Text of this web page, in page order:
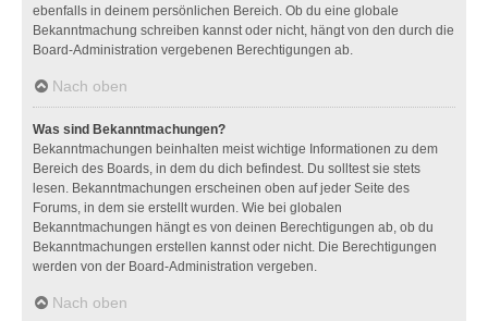
ebenfalls in deinem persönlichen Bereich. Ob du eine globale
Bekanntmachung schreiben kannst oder nicht, hängt von den durch die
Board-Administration vergebenen Berechtigungen ab.
Nach oben
Was sind Bekanntmachungen?
Bekanntmachungen beinhalten meist wichtige Informationen zu dem
Bereich des Boards, in dem du dich befindest. Du solltest sie stets
lesen. Bekanntmachungen erscheinen oben auf jeder Seite des
Forums, in dem sie erstellt wurden. Wie bei globalen
Bekanntmachungen hängt es von deinen Berechtigungen ab, ob du
Bekanntmachungen erstellen kannst oder nicht. Die Berechtigungen
werden von der Board-Administration vergeben.
Nach oben